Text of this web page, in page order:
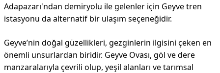
Adapazarı'ndan demiryolu ile gelenler için Geyve tren
istasyonu da alternatif bir ulaşım seçeneğidir.
Geyve’nin doğal güzellikleri, gezginlerin ilgisini çeken en
önemli unsurlardan biridir. Geyve Ovası, göl ve dere
manzaralarıyla çevrili olup, yeşil alanları ve tarımsal